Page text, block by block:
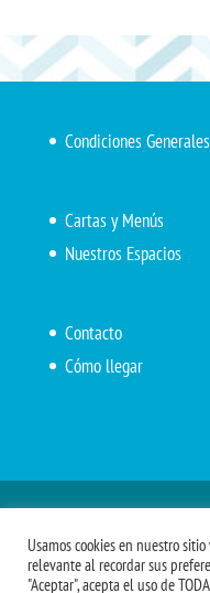
Condiciones
Cartas y Menús
Nuestros Espacios
Contacto
Cómo llegar
Menús Grupos 2023
Usamos cookies en nuestro
relevante al recordar sus
"Aceptar", acepta el uso de